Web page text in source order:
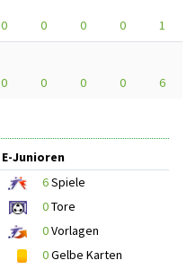
0 0 0 0
1
0 0 0 0 6
E-Junioren
6Spiele
0Tore
0Vorlagen
0Gelbe Karten